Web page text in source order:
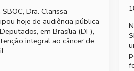
Dra. Clarissa
hoje de audiência pública
em Brasília (DF),
integral ao câncer de